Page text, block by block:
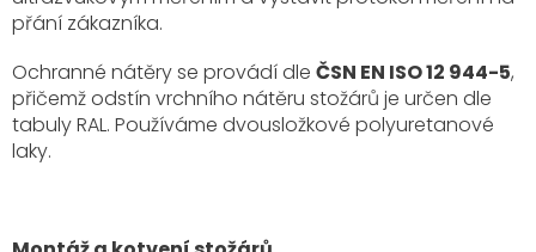
přání zákazníka.
Ochranné nátěry se provádí dle ČSN EN ISO 12 944-5,
přičemž odstín vrchního nátěru stožárů je určen dle
tabuly RAL. Používáme dvousložkové polyuretanové
laky.